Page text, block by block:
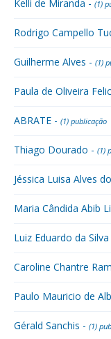
Kelli de Miranda - (1)
Rodrigo Campello
Guilherme Alves - (1)
Paula de Oliveira
ABRATE - (1) publicação
Thiago Dourado - (1)
Jéssica Luisa Alves
Maria Cândida Abib
Luiz Eduardo da
Caroline Chantre
Paulo Mauricio de
Gérald Sanchis - (1)